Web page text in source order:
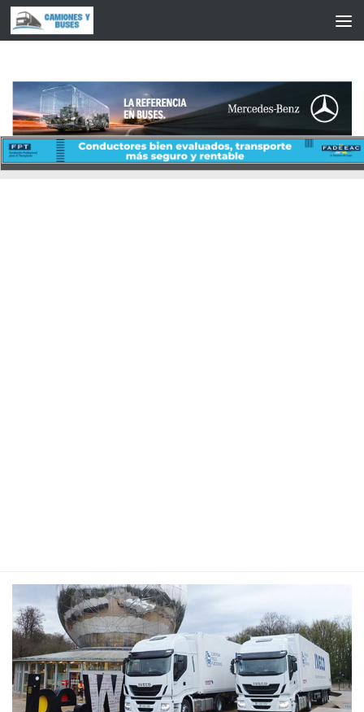
Saltar al contenido